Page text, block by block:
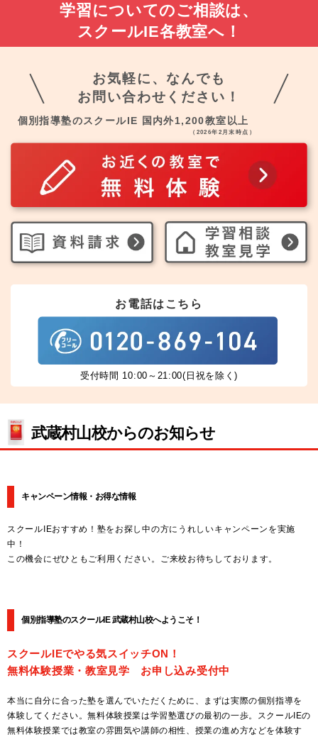
学習についてのご相談は、
スクールIE各教室へ！
お気軽に、なんでも
お問い合わせください！
個別指導塾のスクールIE 国内外1,200教室以上
（2026年2月末時点）
お電話はこちら
受付時間 10:00～21:00(日祝を除く)
武蔵村山校からのお知らせ
キャンペーン情報・お得な情報
スクールIEおすすめ！塾をお探し中の方にうれしいキャンペーンを実施
中！
この機会にぜひともご利用ください。ご来校お待ちしております。
個別指導塾のスクールIE 武蔵村山校へようこそ！
スクールIEでやる気スイッチON！
無料体験授業・教室見学 お申し込み受付中
本当に自分に合った塾を選んでいただくために、まずは実際の個別指導を
体験してください。無料体験授業は学習塾選びの最初の一歩。スクールIEの
無料体験授業では教室の雰囲気や講師の相性、授業の進め方などを体験す